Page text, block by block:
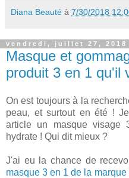
Diana Beauté à 7/30/2018
vendredi, juillet 27, 2018
Masque et
produit 3 en 1 qu'il
On est toujours à la
peau, et surtout en été !
article un masque
hydrate ! Qui dit mieux ?
J'ai eu la chance de
masque 3 en 1 de la marque